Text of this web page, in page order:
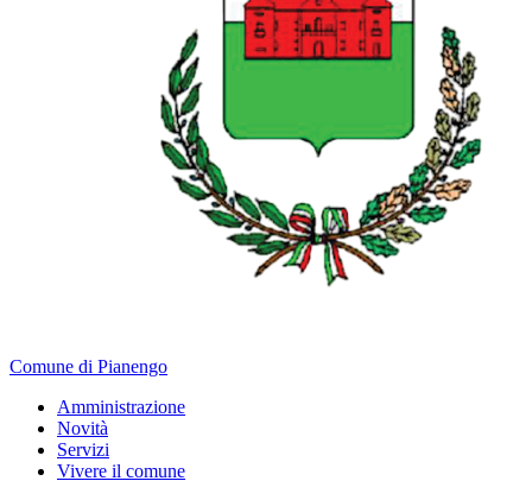
Comune di Pianengo
Amministrazione
Novità
Servizi
Vivere il comune